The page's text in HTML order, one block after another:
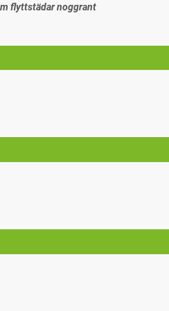
flyttstädar noggrant